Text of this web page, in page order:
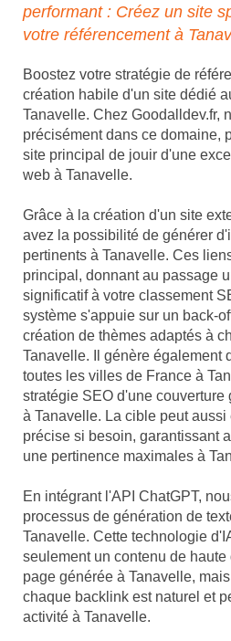
performant : Créez un site
votre référencement à
Boostez votre stratégie de
création habile d'un site dédié
Tanavelle. Chez Goodalldev.fr,
précisément dans ce domaine,
site principal de jouir d'une
web à Tanavelle.
Grâce à la création d'un site
avez la possibilité de générer
pertinents à Tanavelle. Ces
principal, donnant au passage
significatif à votre classement
système s'appuie sur un back-
création de thèmes adaptés à
Tanavelle. Il génère également
toutes les villes de France à
stratégie SEO d'une
à Tanavelle. La cible peut
précise si besoin, garantissant
une pertinence maximales à
En intégrant l'API ChatGPT,
processus de génération de
Tanavelle. Cette technologie
seulement un contenu de
page générée à Tanavelle,
chaque backlink est naturel et
activité à Tanavelle.